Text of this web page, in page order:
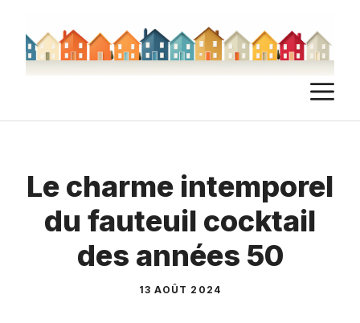
contenu
Le charme intemporel
du fauteuil cocktail
des années 50
13 AOÛT 2024